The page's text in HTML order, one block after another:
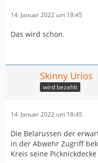
14. Januar 2022 um 18:45
Das wird schon.
Skinny Urios
wird bezahlt
14. Januar 2022 um 18:45
Die Belarussen der
in der Abwehr Zugriff
Kreis seine